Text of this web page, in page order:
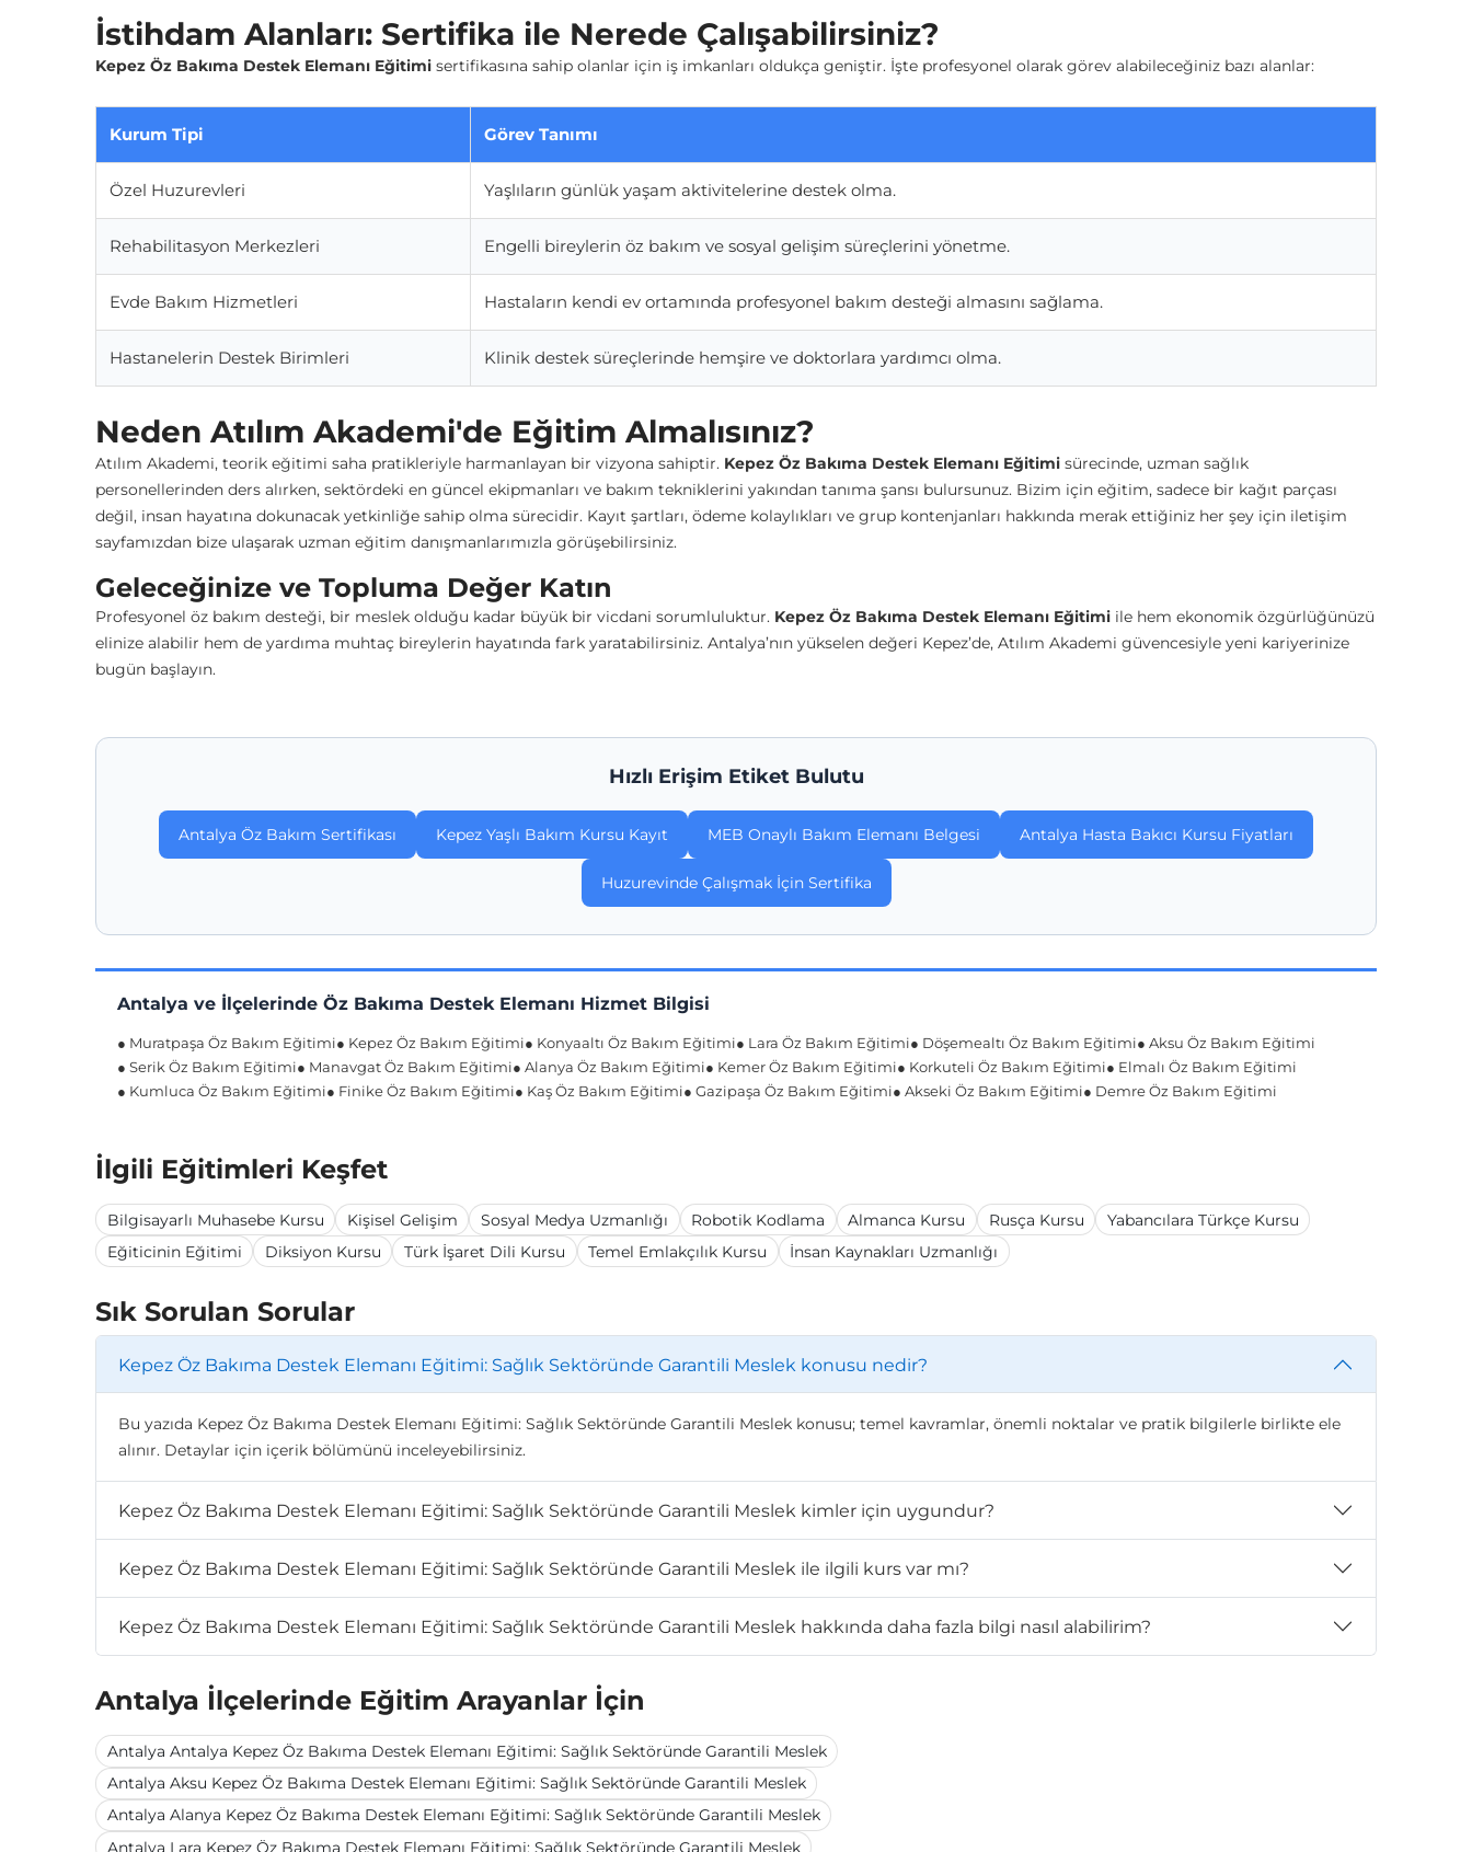
İstihdam Alanları: Sertifika ile Nerede Çalışabilirsiniz?
Kepez Öz Bakıma Destek Elemanı Eğitimi sertifikasına sahip olanlar için iş imkanları oldukça geniştir. İşte profesyonel olarak görev alabileceğiniz bazı alanlar:
Kurum Tipi Görev Tanımı
Özel Huzurevleri Yaşlıların günlük yaşam aktivitelerine destek olma.
Rehabilitasyon Merkezleri Engelli bireylerin öz bakım ve sosyal gelişim süreçlerini yönetme.
Evde Bakım Hizmetleri Hastaların kendi ev ortamında profesyonel bakım desteği almasını sağlama.
Hastanelerin Destek Birimleri Klinik destek süreçlerinde hemşire ve doktorlara yardımcı olma.
Neden Atılım Akademi'de Eğitim Almalısınız?
Atılım Akademi, teorik eğitimi saha pratikleriyle harmanlayan bir vizyona sahiptir. Kepez Öz Bakıma Destek Elemanı Eğitimi sürecinde, uzman sağlık
personellerinden ders alırken, sektördeki en güncel ekipmanları ve bakım tekniklerini yakından tanıma şansı bulursunuz. Bizim için eğitim, sadece bir kağıt parçası
değil, insan hayatına dokunacak yetkinliğe sahip olma sürecidir. Kayıt şartları, ödeme kolaylıkları ve grup kontenjanları hakkında merak ettiğiniz her şey için iletişim
sayfamızdan bize ulaşarak uzman eğitim danışmanlarımızla görüşebilirsiniz.
Geleceğinize ve Topluma Değer Katın
Profesyonel öz bakım desteği, bir meslek olduğu kadar büyük bir vicdani sorumluluktur. Kepez Öz Bakıma Destek Elemanı Eğitimi ile hem ekonomik özgürlüğünüzü
elinize alabilir hem de yardıma muhtaç bireylerin hayatında fark yaratabilirsiniz. Antalya’nın yükselen değeri Kepez’de, Atılım Akademi güvencesiyle yeni kariyerinize
bugün başlayın.
Hızlı Erişim Etiket Bulutu
Antalya Öz Bakım Sertifikası Kepez Yaşlı Bakım Kursu Kayıt MEB Onaylı Bakım Elemanı Belgesi Antalya Hasta Bakıcı Kursu Fiyatları
Huzurevinde Çalışmak İçin Sertifika
Antalya ve İlçelerinde Öz Bakıma Destek Elemanı Hizmet Bilgisi
● Muratpaşa Öz Bakım Eğitimi● Kepez Öz Bakım Eğitimi● Konyaaltı Öz Bakım Eğitimi● Lara Öz Bakım Eğitimi● Döşemealtı Öz Bakım Eğitimi● Aksu Öz Bakım Eğitimi
● Serik Öz Bakım Eğitimi● Manavgat Öz Bakım Eğitimi● Alanya Öz Bakım Eğitimi● Kemer Öz Bakım Eğitimi● Korkuteli Öz Bakım Eğitimi● Elmalı Öz Bakım Eğitimi
● Kumluca Öz Bakım Eğitimi● Finike Öz Bakım Eğitimi● Kaş Öz Bakım Eğitimi● Gazipaşa Öz Bakım Eğitimi● Akseki Öz Bakım Eğitimi● Demre Öz Bakım Eğitimi
İlgili Eğitimleri Keşfet
Bilgisayarlı Muhasebe Kursu Kişisel Gelişim Sosyal Medya Uzmanlığı Robotik Kodlama Almanca Kursu Rusça Kursu
Yabancılara Türkçe Kursu
Eğiticinin Eğitimi
Diksiyon Kursu Türk İşaret Dili Kursu Temel Emlakçılık Kursu İnsan Kaynakları Uzmanlığı
Sık Sorulan Sorular
Kepez Öz Bakıma Destek Elemanı Eğitimi: Sağlık Sektöründe Garantili Meslek konusu nedir?
Bu yazıda Kepez Öz Bakıma Destek Elemanı Eğitimi: Sağlık Sektöründe Garantili Meslek konusu; temel kavramlar, önemli noktalar ve pratik bilgilerle birlikte ele
alınır. Detaylar için içerik bölümünü inceleyebilirsiniz.
Kepez Öz Bakıma Destek Elemanı Eğitimi: Sağlık Sektöründe Garantili Meslek kimler için uygundur?
Kepez Öz Bakıma Destek Elemanı Eğitimi: Sağlık Sektöründe Garantili Meslek ile ilgili kurs var mı?
Kepez Öz Bakıma Destek Elemanı Eğitimi: Sağlık Sektöründe Garantili Meslek hakkında daha fazla bilgi nasıl alabilirim?
Antalya İlçelerinde Eğitim Arayanlar İçin
Antalya Antalya Kepez Öz Bakıma Destek Elemanı Eğitimi: Sağlık Sektöründe Garantili Meslek
Antalya Aksu Kepez Öz Bakıma Destek Elemanı Eğitimi: Sağlık Sektöründe Garantili Meslek
Antalya Alanya Kepez Öz Bakıma Destek Elemanı Eğitimi: Sağlık Sektöründe Garantili Meslek
Antalya Lara Kepez Öz Bakıma Destek Elemanı Eğitimi: Sağlık Sektöründe Garantili Meslek